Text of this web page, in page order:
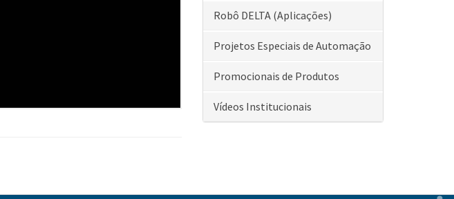
Robô DELTA (Aplicações)
Projetos Especiais de Automação
Promocionais de Produtos
Vídeos Institucionais